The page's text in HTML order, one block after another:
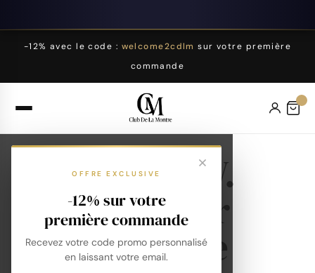
-12% avec le code : welcome2cdlm sur votre première
commande
OFFRE EXCLUSIVE
-12% sur votre
première commande
Recevez votre code promo personnalisé
en laissant votre email.
M.R.M.W.
Aviateur
Militaire